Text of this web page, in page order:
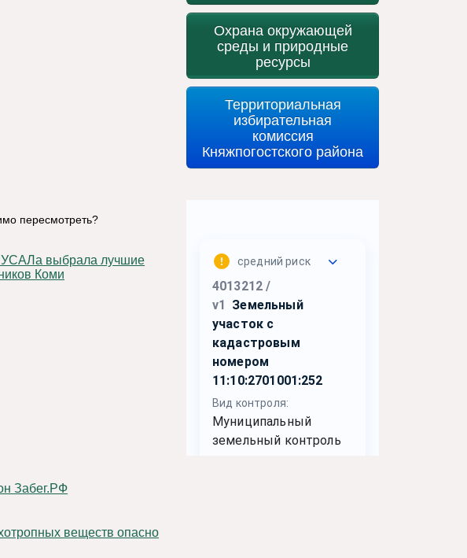
пересмотреть?
Коми
Забег.РФ
Охрана окружающей
среды и природные
ресурсы
Территориальная
избирательная
комиссия
Княжпогостского района